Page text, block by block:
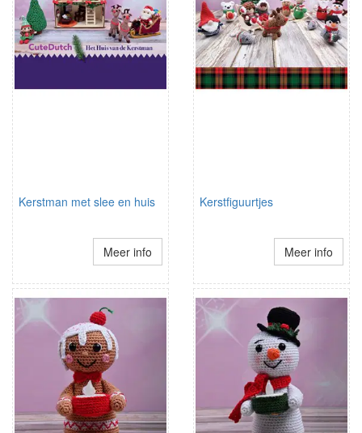
Kerstman met slee en huis
Meer info
Kerstfiguurtjes
Meer info